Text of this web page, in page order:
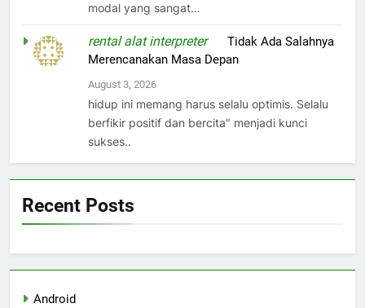
modal yang sangat…
rental alat interpreteronTidak Ada Salahnya
Merencanakan Masa Depan
August 3, 2026
hidup ini memang harus selalu optimis. Selalu
berfikir positif dan bercita" menjadi kunci
sukses..
Recent Posts
Android